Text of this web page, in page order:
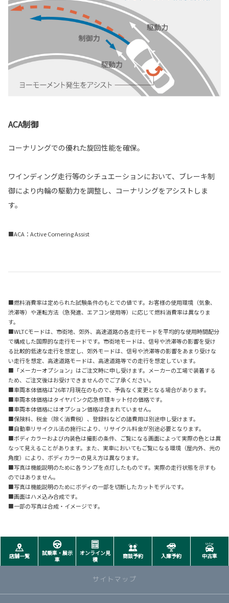
ACA制御
コーナリングでの優れた旋回性能を確保。
ワインディング走行等のシチュエーションにおいて、ブレーキ制
御により内輪の駆動力を調整し、コーナリングをアシストしま
す。
■ACA：Active Cornering Assist
■燃料消費率は定められた試験条件のもとでの値です。お客様の使用環境（気象、
渋滞等）や運転方法（急発進、エアコン使用等）に応じて燃料消費率は異なりま
す。
■WLTCモードは、市街地、郊外、高速道路の各走行モードを平均的な使用時間配分
で構成した国際的な走行モードです。市街地モードは、信号や渋滞等の影響を受け
る比較的低速な走行を想定し、郊外モードは、信号や渋滞等の影響をあまり受けな
い走行を想定、高速道路モードは、高速道路等での走行を想定しています。
■「メーカーオプション」はご注文時に申し受けます。メーカーの工場で装着する
ため、ご注文後はお受けできませんのでご了承ください。
■車両本体価格は’26年7月現在のもので、予告なく変更となる場合があります。
■車両本体価格はタイヤパンク応急修理キット付の価格です。
■車両本体価格にはオプション価格は含まれていません。
■保険料、税金（除く消費税）、登録料などの諸費用は別途申し受けます。
■自動車リサイクル法の施行により、リサイクル料金が別途必要となります。
■ボディカラーおよび内装色は撮影の条件、ご覧になる画面によって実際の色とは異
なって見えることがあります。また、実車においてもご覧になる環境（屋内外、光の
角度）により、ボディカラーの見え方は異なります。
■写真は機能説明のために各ランプを点灯したものです。実際の走行状態を示すも
のではありません。
■写真は機能説明のためにボディの一部を切断したカットモデルです。
■画面はハメ込み合成です。
■一部の写真は合成・イメージです。
店舗一覧
試乗車・展示
車
オンライン見
積
商談予約 入庫予約 中古車
サイトマップ